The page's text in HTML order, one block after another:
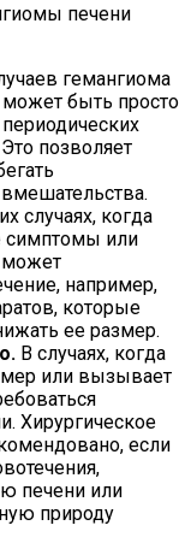
печени
гемангиома
может быть просто
позволяет
случаях, когда
симптомы или
может
например,
которые
ее размер.
В случаях, когда
или вызывает
Хирургическое
если
печени или
природу